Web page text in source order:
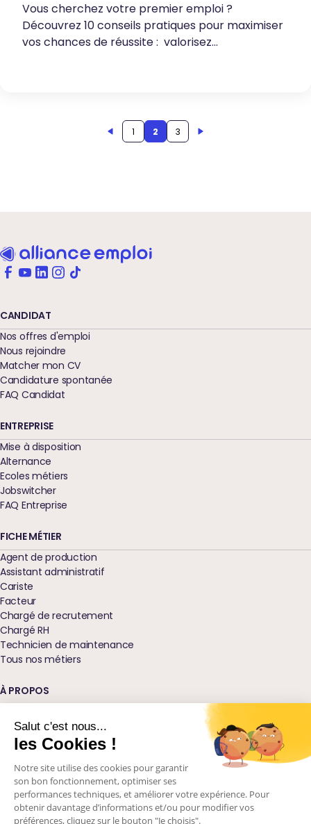
Salut c'est nous...
les Cookies !
Notre site utilise des cookies pour garantir
son bon fonctionnement, optimiser ses
performances techniques, et améliorer votre expérience. Pour
obtenir davantage d’informations et/ou pour modifier vos
préférences, cliquez sur le bouton "Je choisis".
Vous cherchez votre premier emploi ?
Découvrez 10 conseils pratiques pour maximiser
vos chances de réussite : valorisez...
1 2 3
CANDIDAT
Nos offres d'emploi
Nous rejoindre
Matcher mon CV
Candidature spontanée
FAQ Candidat
ENTREPRISE
Mise à disposition
Alternance
Ecoles métiers
Jobswitcher
FAQ Entreprise
FICHE MÉTIER
Agent de production
Assistant administratif
Cariste
Facteur
Chargé de recrutement
Chargé RH
Technicien de maintenance
Tous nos métiers
À PROPOS
Nos agences
Blog
Podcast Ressources
Nos engagements
Visions d'avenir
Contactez-nous